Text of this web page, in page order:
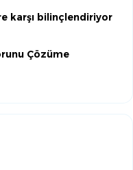
karşı bilinçlendiriyor
Çözüme